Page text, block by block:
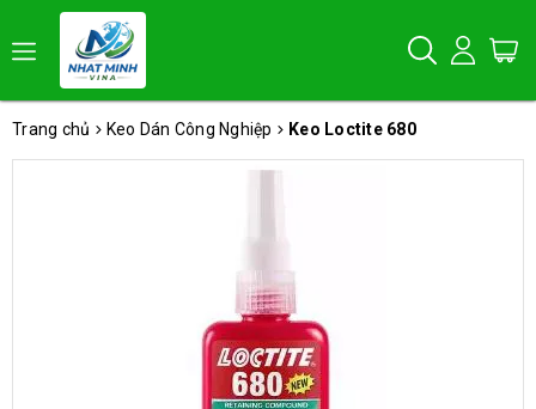
Trang chủ Keo Dán Công Nghiệp Keo Loctite 680